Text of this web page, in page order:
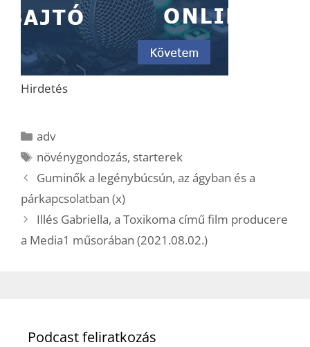
Hirdetés
Kategória
adv
Címkék
növénygondozás, starterek
Guminők a legénybúcsún, az ágyban és a
párkapcsolatban (x)
Illés Gabriella, a Toxikoma című film producere
a Media1 műsorában (2021.08.02.)
Podcast feliratkozás